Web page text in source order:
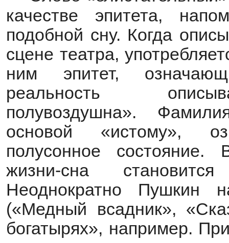
качестве эпитета,
подобной сну. Когда
сцене театра,
ним эпитет,
реальность
полувоздушна».
основой «истому»,
полусонное
жизни-сна
Неоднократно Пушкин
(«Медный всадник»,
богатырях», например.